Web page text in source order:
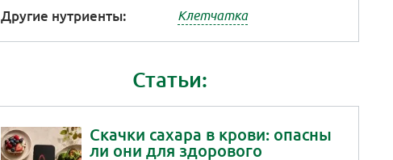
Другие нутриенты: Клетчатка
Статьи:
Скачки сахара в крови: опасны
ли они для здорового